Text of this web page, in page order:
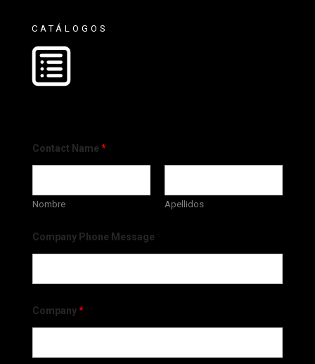
CATÁLOGOS
Contact Name *
Nombre Apellidos
Company Phone Message
Company*